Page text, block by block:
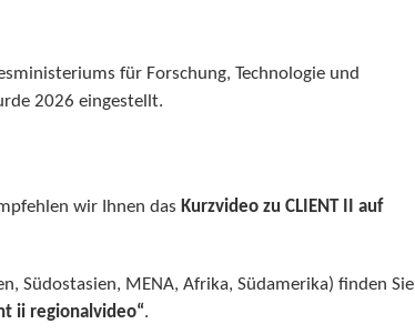
für Forschung, Technologie und
2026 eingestellt.
wir Ihnen das Kurzvideo zu CLIENT II auf
Südostasien, MENA, Afrika, Südamerika) finden Sie
ii regionalvideo“.